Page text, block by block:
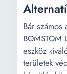
Bár számos
BOMSTOM
eszköz
területek